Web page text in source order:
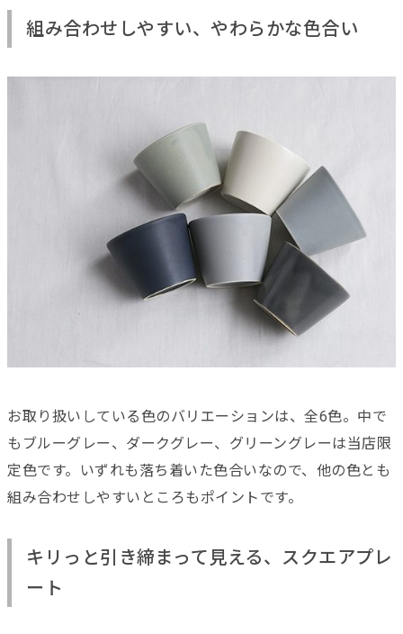
組み合わせしやすい、やわらかな色合い
お取り扱いしている色のバリエーションは、全6色。中で
もブルーグレー、ダークグレー、グリーングレーは当店限
定色です。いずれも落ち着いた色合いなので、他の色とも
組み合わせしやすいところもポイントです。
キリっと引き締まって見える、スクエアプレ
ート